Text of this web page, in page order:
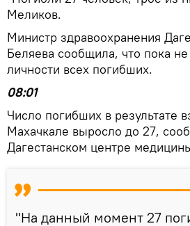
Меликов.
Министр здравоохранения
Беляева сообщила, что пока
личности всех погибших.
08:01
Число погибших в результате
Махачкале выросло до 27,
Дагестанском центре
"На данный момент 27